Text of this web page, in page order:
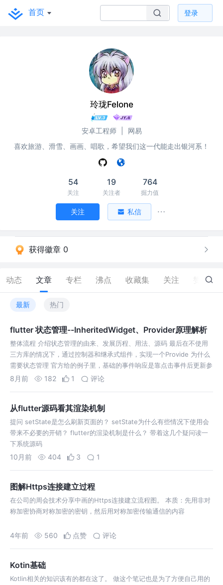
首页 登录
玲珑Felone
安卓工程师
网易
喜欢旅游、滑雪、画画、唱歌，希望我们这一代能走出银河系！
54
关注
19
关注者
764
掘力值
关注 私信
获得徽章 0
动态 文章 专栏 沸点 收藏集 关注 140
最新 热门
flutter 状态管理--InheritedWidget、Provider原理解析
整体流程 介绍状态管理的由来、发展历程、用法、源码 最后在不使用
三方库的情况下，通过控制器和继承式组件，实现一个Provide 为什么
需要状态管理 官方给的例子里，基础的事件响应是靠点击事件后更新参
数
8月前 182 1 评论
从flutter源码看其渲染机制
提问 setState是怎么刷新页面的？ setState为什么有些情况下使用会
带来不必要的开销？ flutter的渲染机制是什么？ 带着这几个疑问读一
下系统源码
10月前 404 3 1
图解Https连接建立过程
在公司的周会技术分享中画的Https连接建立流程图。 本质：先用非对
称加密协商对称加密的密钥，然后用对称加密传输通信的内容
4年前 560 点赞 评论
Kotin基础
Kotlin相关的知识该有的都在这了。 做这个笔记也是为了方便自己用的